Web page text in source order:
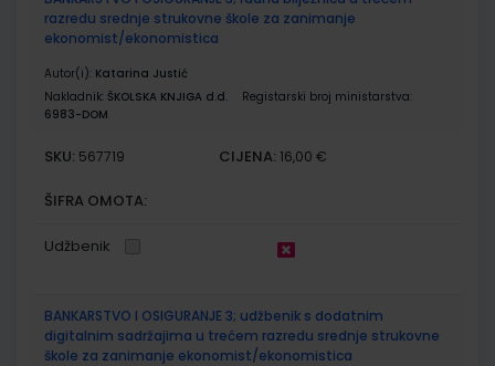
razredu srednje strukovne škole za zanimanje
ekonomist/ekonomistica
Autor(i): Katarina Justić
Nakladnik: ŠKOLSKA KNJIGA d.d.
Registarski broj ministarstva:
6983-DOM
SKU: 567719 CIJENA: 16,00 €
ŠIFRA OMOTA:
Udžbenik
BANKARSTVO I OSIGURANJE 3; udžbenik s dodatnim
digitalnim sadržajima u trećem razredu srednje strukovne
škole za zanimanje ekonomist/ekonomistica